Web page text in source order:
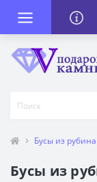
Бусы из
Бусы из